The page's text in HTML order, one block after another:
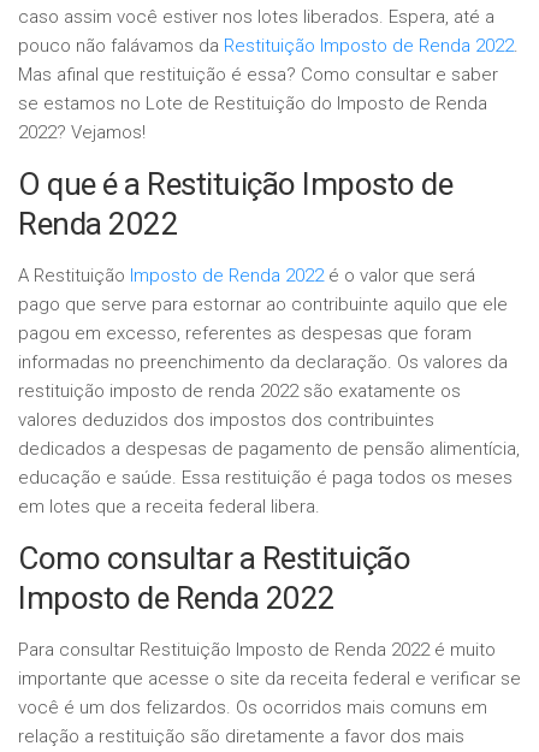
caso assim você estiver nos lotes liberados. Espera, até a
pouco não falávamos da Restituição Imposto de Renda 2022.
Mas afinal que restituição é essa? Como consultar e saber
se estamos no Lote de Restituição do Imposto de Renda
2022? Vejamos!
O que é a Restituição Imposto de
Renda 2022
A Restituição Imposto de Renda 2022é o valor que será
pago que serve para estornar ao contribuinte aquilo que ele
pagou em excesso, referentes as despesas que foram
informadas no preenchimento da declaração. Os valores da
restituição imposto de renda 2022 são exatamente os
valores deduzidos dos impostos dos contribuintes
dedicados a despesas de pagamento de pensão alimentícia,
educação e saúde. Essa restituição é paga todos os meses
em lotes que a receita federal libera.
Como consultar a Restituição
Imposto de Renda 2022
Para consultar Restituição Imposto de Renda 2022 é muito
importante que acesse o site da receita federal e verificar se
você é um dos felizardos. Os ocorridos mais comuns em
relação a restituição são diretamente a favor dos mais